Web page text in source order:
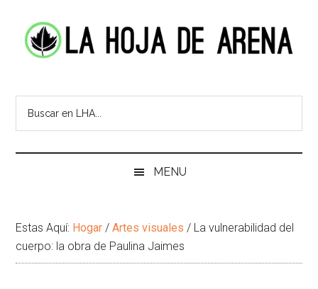
secondary
PrincipalHoja
de
de
temas
MENU
Estas Aquí: Hogar / Artes visuales / La vulnerabilidad del
cuerpo: la obra de Paulina Jaimes